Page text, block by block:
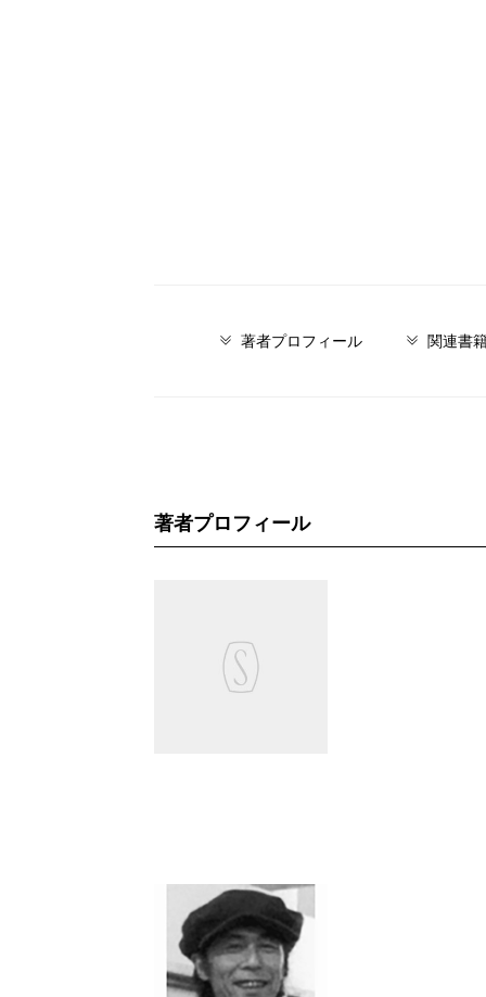
著者プロフィール 関連書
著者プロフィール